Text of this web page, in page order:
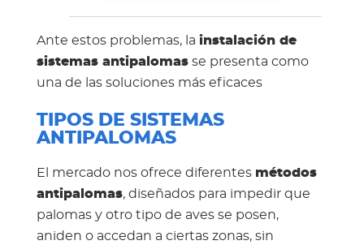
Ante estos problemas, la instalación de
sistemas antipalomasse presenta como
una de las soluciones más eficaces
TIPOS DE SISTEMAS
ANTIPALOMAS
El mercado nos ofrece diferentes métodos
antipalomas, diseñados para impedir que
palomas y otro tipo de aves se posen,
aniden o accedan a ciertas zonas, sin